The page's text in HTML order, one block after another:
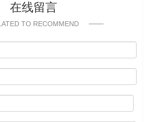
在线留言
TO RECOMMEND